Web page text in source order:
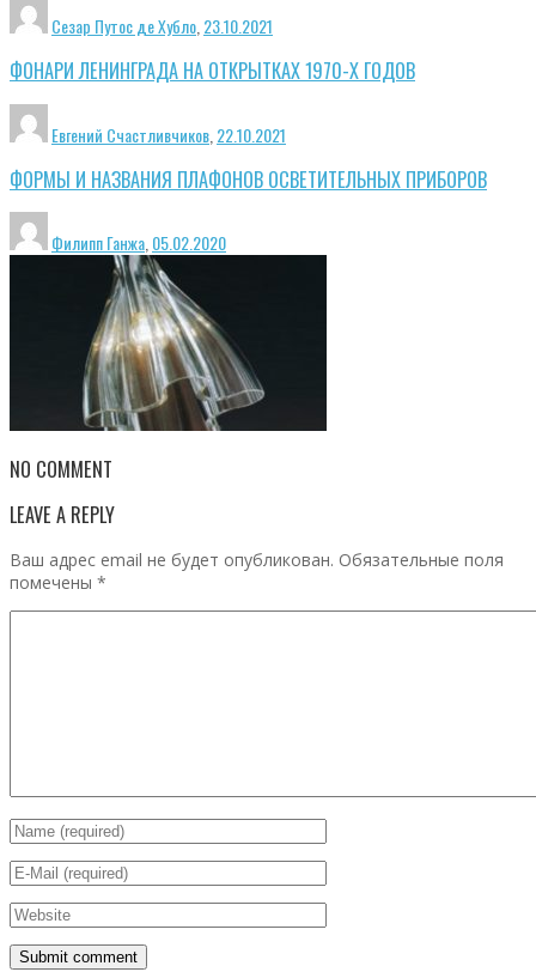
Сезар Путос де Хубло 23.10.2021
ФОНАРИ ЛЕНИНГРАДА НА ОТКРЫТКАХ 1970-Х ГОДОВ
Евгений Счастливчиков 22.10.2021
ФОРМЫ И НАЗВАНИЯ ПЛАФОНОВ ОСВЕТИТЕЛЬНЫХ ПРИБОРОВ
Филипп Ганжа,05.02.2020
NO COMMENT
LEAVE A REPLY
Ваш адрес email не будет опубликован. Обязательные поля
помечены *